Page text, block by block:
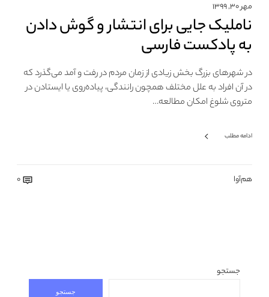
مهر ۳۰, ۱۳۹۹
ناملیک جایی برای انتشار و گوش دادن
به پادکست فارسی
در شهرهای بزرگ بخش زیادی از زمان مردم در رفت و آمد می‌گذرد که
در آن افراد به علل مختلف همچون رانندگی، پیاده‌روی یا ایستادن در
متروی شلوغ امکان مطالعه…
ادامه مطلب
هم‌آوا 0
جستجو
جستجو